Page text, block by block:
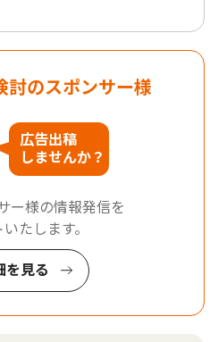
討のスポンサー様
広告出稿
しませんか？
ー様の情報発信を
たします。
を見る